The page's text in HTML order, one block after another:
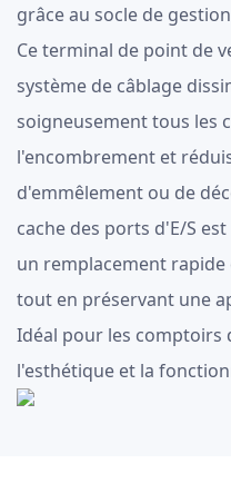
grâce au socle de
Ce terminal de point de
système de câblage
soigneusement tous les
l'encombrement et
d'emmêlement ou de
cache des ports d'E/S
un remplacement rapide
tout en préservant une
Idéal pour les comptoirs
l'esthétique et la